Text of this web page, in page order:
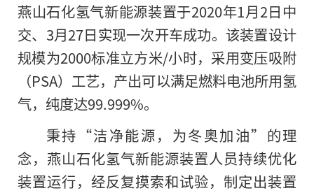
燕山石化氢气新能源装置于2020年1月2日中
交、3月27日实现一次开车成功。该装置设计
规模为2000标准立方米/小时，采用变压吸附
（PSA）工艺，产出可以满足燃料电池所用氢
气，纯度达99.999%。
秉持“洁净能源，为冬奥加油”的理
念，燕山石化氢气新能源装置人员持续优化
装置运行，经反复摸索和试验，制定出装置